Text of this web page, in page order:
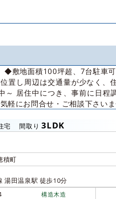
◆敷地面積100坪超、7台駐車
置し周辺は交通量が少なく、
～ 居住中につき、事前に日程
軽にお問合せ・ご相談下さい
宅 間取り 3LDK
積町
湯田温泉駅 徒歩10分
構造木造